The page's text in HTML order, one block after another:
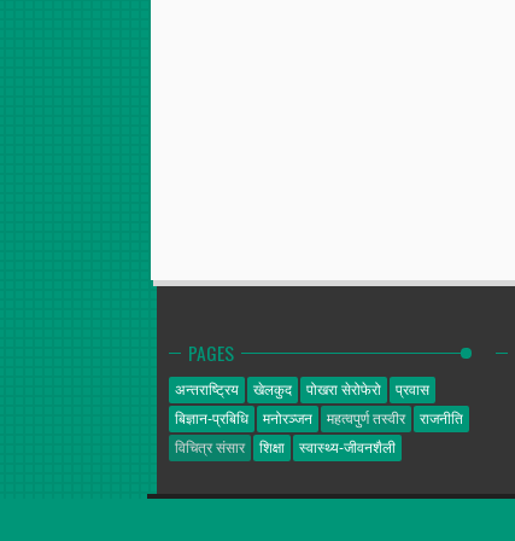
PAGES
अन्तराष्ट्रिय खेलकुद पोखरा सेरोफेरो
प्रवास
बिज्ञान-प्रबिधि
मनोरञ्जन महत्वपुर्ण तस्वीर
राजनीति
विचित्र संसार
शिक्षा स्वास्थ्य-जीवनशैली